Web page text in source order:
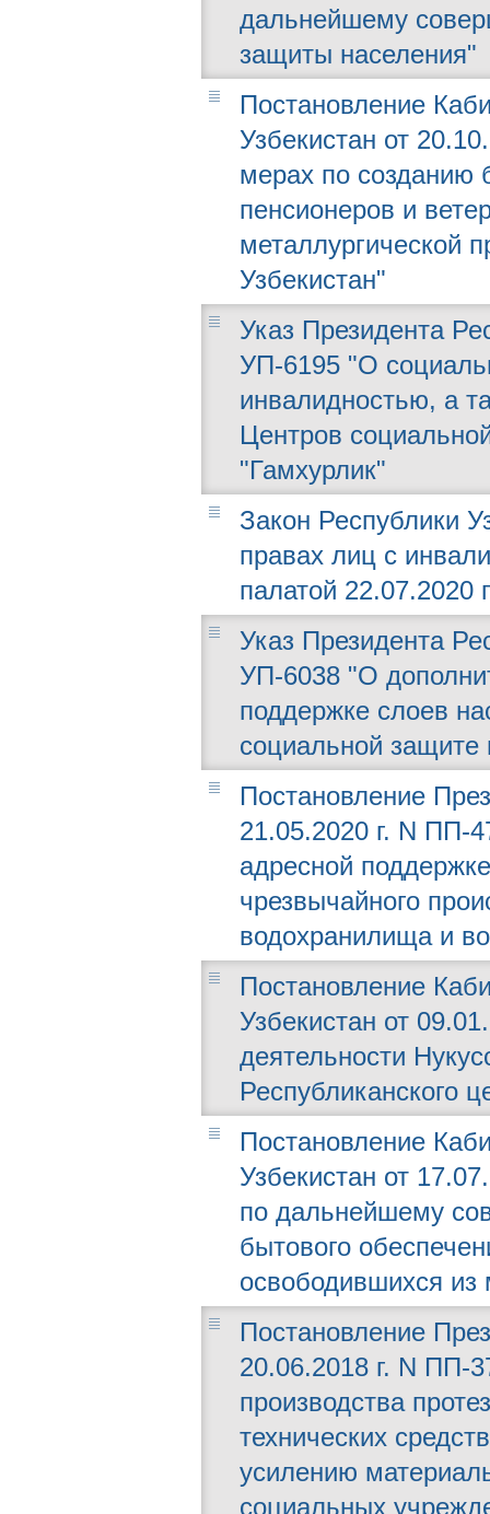
дальнейшему
защиты населения"
Постановление
Узбекистан от
мерах по созданию
пенсионеров и
металлургической
Узбекистан"
Указ Президента
УП-6195 "О
инвалидностью, а
Центров
"Гамхурлик"
Закон Республики
правах лиц с
палатой 22.07.2020
Указ Президента
УП-6038 "О
поддержке слоев
социальной защите
Постановление
21.05.2020 г. N ПП-
адресной
чрезвычайного
водохранилища и
Постановление
Узбекистан от
деятельности
Республиканского
Постановление
Узбекистан от
по дальнейшему
бытового
освободившихся
Постановление
20.06.2018 г. N ПП-
производства
технических
усилению
социальных